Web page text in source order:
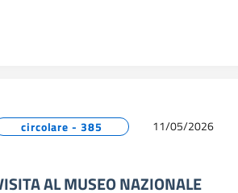
circolare - 385 11/05/2026
AL MUSEO NAZIONALE